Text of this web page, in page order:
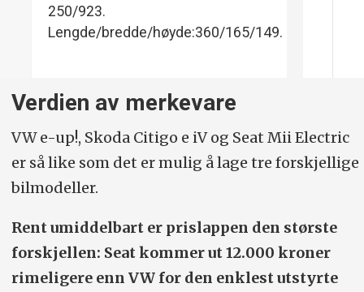
250/923.
Lengde/bredde/høyde:360/165/149.
Verdien av merkevare
VW e-up!, Skoda Citigo e iV og Seat Mii Electric
er så like som det er mulig å lage tre forskjellige
bilmodeller.
Rent umiddelbart er prislappen den største
forskjellen: Seat kommer ut 12.000 kroner
rimeligere enn VW for den enklest utstyrte